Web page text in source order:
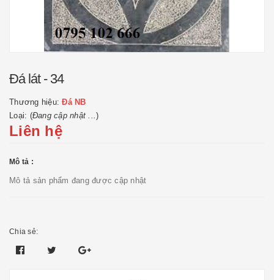
Đá lát - 34
Thương hiệu:Đá NB
Loại: (Đang cập nhật ...)
Liên hệ
Mô tả :
Mô tả sản phẩm đang được cập nhật
Chia sẻ: